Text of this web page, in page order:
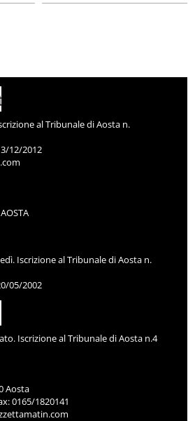
al Tribunale di Aosta n.
12/2012
Iscrizione al Tribunale di Aosta n.
05/2002
Iscrizione al Tribunale di Aosta n.4
Aosta
0165/1820141